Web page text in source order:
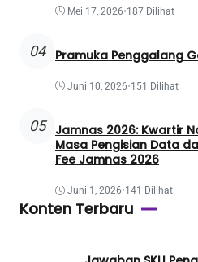
Mei 17, 2026•187 Dilihat
04 Pramuka Penggalang
Juni 10, 2026•151 Dilihat
05
Jamnas 2026: Kwartir
Masa Pengisian Data
Fee Jamnas 2026
Juni 1, 2026•141 Dilihat
Konten Terbaru